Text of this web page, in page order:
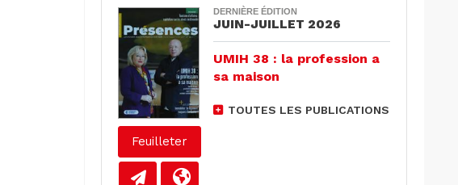
Feuilleter
DERNIÈRE ÉDITION
JUIN-JUILLET 2026
UMIH 38 : la profession a
sa maison
TOUTES LES PUBLICATIONS